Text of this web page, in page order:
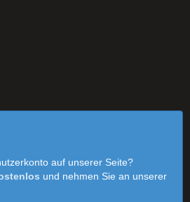
auf unserer Seite?
und nehmen Sie an unserer